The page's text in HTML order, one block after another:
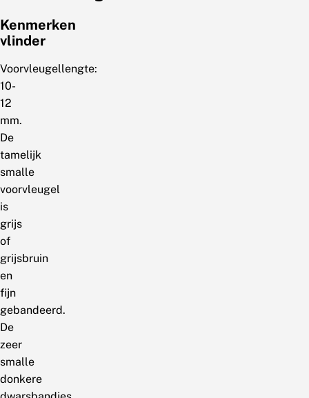
Kenmerken
vlinder
Voorvleugellengte:
10-
12
mm.
De
tamelijk
smalle
voorvleugel
is
grijs
of
grijsbruin
en
fijn
gebandeerd.
De
zeer
smalle
donkere